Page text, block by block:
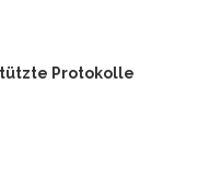
Protokolle